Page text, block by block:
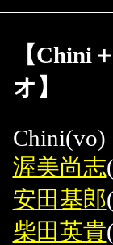
【Chini
オ
Chini(vo)
渥美尚志
安田基郎
柴田英貴